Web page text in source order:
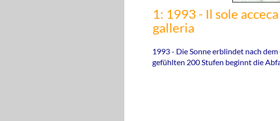
1: 1993 - Il sole
galleria
1993 - Die Sonne erblindet nach
gefühlten 200 Stufen beginnt die